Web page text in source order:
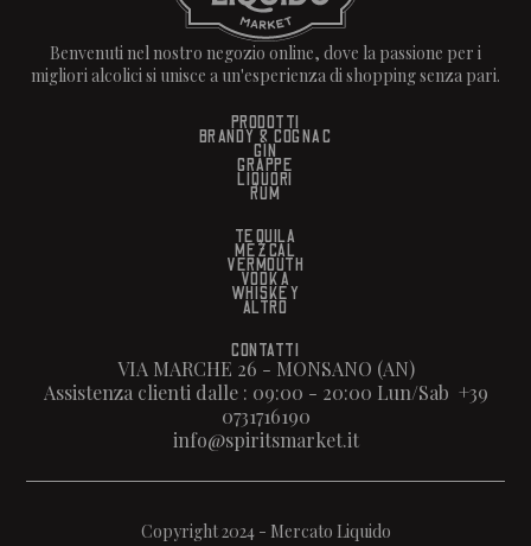
Benvenuti nel nostro negozio online, dove la passione per i
migliori alcolici si unisce a un'esperienza di shopping senza pari.
CONTATTI
VIA MARCHE 26 - MONSANO (AN)
Assistenza clienti dalle : 09:00 - 20:00 Lun/Sab +39
0731716190
info@spiritsmarket.it
PRODOTTI
BRANDY & COGNAC
GIN
GRAPPE
LIQUORI
RUM
TEQUILA
MEZCAL
VERMOUTH
VODKA
WHISKEY
ALTRO
Copyright 2024 - Mercato Liquido